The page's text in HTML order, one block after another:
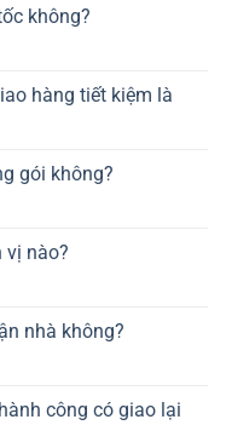
không?
hàng tiết kiệm là
gói không?
vị nào?
nhà không?
công có giao lại